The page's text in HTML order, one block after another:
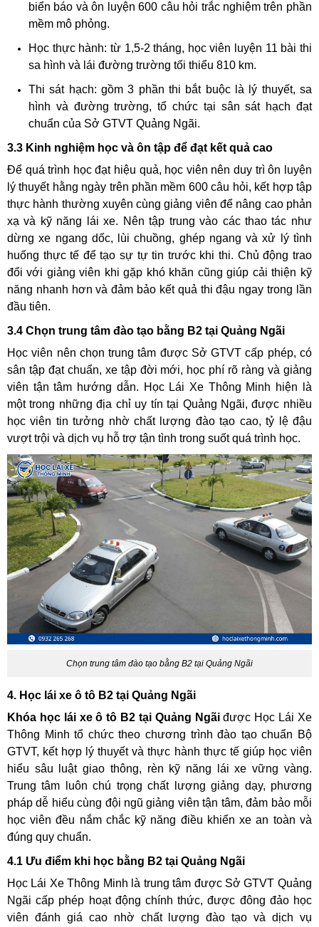
biển báo và ôn luyện 600 câu hỏi trắc nghiệm trên phần
mềm mô phỏng.
Học thực hành: từ 1,5-2 tháng, học viên luyện 11 bài thi
sa hình và lái đường trường tối thiểu 810 km.
Thi sát hạch: gồm 3 phần thi bắt buộc là lý thuyết, sa
hình và đường trường, tổ chức tại sân sát hạch đạt
chuẩn của Sở GTVT Quảng Ngãi.
3.3 Kinh nghiệm học và ôn tập để đạt kết quả cao
Để quá trình học đạt hiệu quả, học viên nên duy trì ôn luyện
lý thuyết hằng ngày trên phần mềm 600 câu hỏi, kết hợp tập
thực hành thường xuyên cùng giảng viên để nâng cao phản
xạ và kỹ năng lái xe. Nên tập trung vào các thao tác như
dừng xe ngang dốc, lùi chuồng, ghép ngang và xử lý tình
huống thực tế để tạo sự tự tin trước khi thi. Chủ động trao
đổi với giảng viên khi gặp khó khăn cũng giúp cải thiện kỹ
năng nhanh hơn và đảm bảo kết quả thi đậu ngay trong lần
đầu tiên.
3.4 Chọn trung tâm đào tạo bằng B2 tại Quảng Ngãi
Học viên nên chọn trung tâm được Sở GTVT cấp phép, có
sân tập đạt chuẩn, xe tập đời mới, học phí rõ ràng và giảng
viên tận tâm hướng dẫn. Học Lái Xe Thông Minh hiện là
một trong những địa chỉ uy tín tại Quảng Ngãi, được nhiều
học viên tin tưởng nhờ chất lượng đào tạo cao, tỷ lệ đậu
vượt trội và dịch vụ hỗ trợ tận tình trong suốt quá trình học.
Chọn trung tâm đào tạo bằng B2 tại Quảng Ngãi
4. Học lái xe ô tô B2 tại Quảng Ngãi
Khóa học lái xe ô tô B2 tại Quảng Ngãiđược Học Lái Xe
Thông Minh tổ chức theo chương trình đào tạo chuẩn Bộ
GTVT, kết hợp lý thuyết và thực hành thực tế giúp học viên
hiểu sâu luật giao thông, rèn kỹ năng lái xe vững vàng.
Trung tâm luôn chú trọng chất lượng giảng dạy, phương
pháp dễ hiểu cùng đội ngũ giảng viên tận tâm, đảm bảo mỗi
học viên đều nắm chắc kỹ năng điều khiển xe an toàn và
đúng quy chuẩn.
4.1 Ưu điểm khi học bằng B2 tại Quảng Ngãi
Học Lái Xe Thông Minh là trung tâm được Sở GTVT Quảng
Ngãi cấp phép hoạt động chính thức, được đông đảo học
viên đánh giá cao nhờ chất lượng đào tạo và dịch vụ